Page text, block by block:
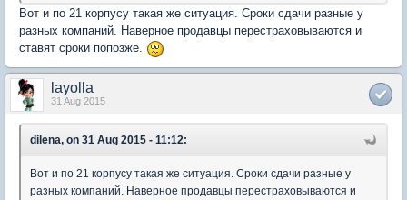
Вот и по 21 корпусу такая же ситуация. Сроки сдачи разные у
разных компаний. Наверное продавцы перестраховываются и
ставят сроки попозже.
layolla
31 Aug 2015
dilena, on 31 Aug 2015 - 11:12:
Вот и по 21 корпусу такая же ситуация. Сроки сдачи разные у
разных компаний. Наверное продавцы перестраховываются и